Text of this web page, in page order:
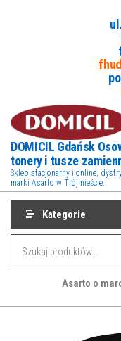
DOMICIL Gdańsk
tonery i tusze
Sklep stacjonarny i online,
marki Asarto w Trójmieście.
Kategorie
Asarto o